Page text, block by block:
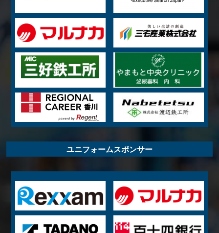
ユニフォームスポンサー